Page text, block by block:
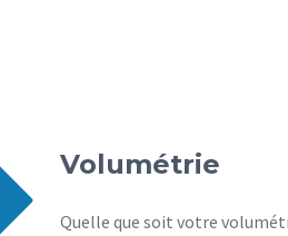
Volumétrie
Quelle que soit votre